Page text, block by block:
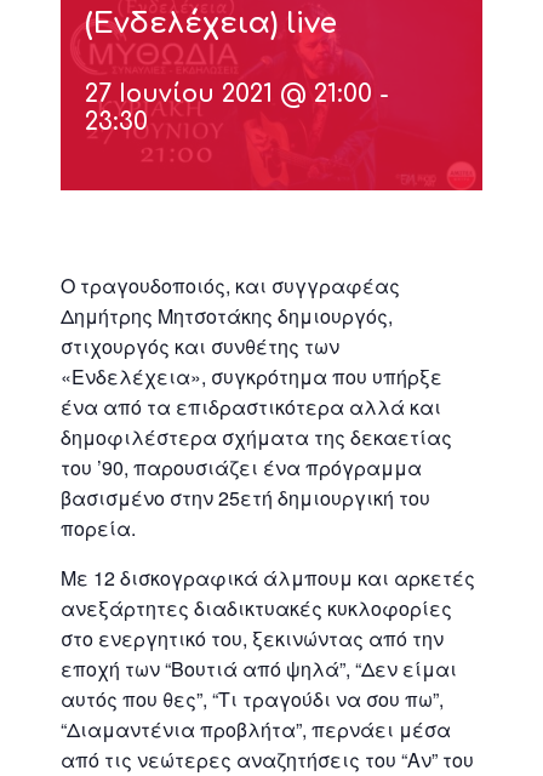
(Ενδελέχεια) live
27 Ιουνίου 2021 @ 21:00 -
23:30
Ο τραγουδοποιός, και συγγραφέας
Δημήτρης Μητσοτάκης δημιουργός,
στιχουργός και συνθέτης των
«Ενδελέχεια», συγκρότημα που υπήρξε
ένα από τα επιδραστικότερα αλλά και
δημοφιλέστερα σχήματα της δεκαετίας
του ’90, παρουσιάζει ένα πρόγραμμα
βασισμένο στην 25ετή δημιουργική του
πορεία.
Με 12 δισκογραφικά άλμπουμ και αρκετές
ανεξάρτητες διαδικτυακές κυκλοφορίες
στο ενεργητικό του, ξεκινώντας από την
εποχή των “Βουτιά από ψηλά”, “Δεν είμαι
αυτός που θες”, “Τι τραγούδι να σου πω”,
“Διαμαντένια προβλήτα”, περνάει μέσα
από τις νεώτερες αναζητήσεις του “Αν” του